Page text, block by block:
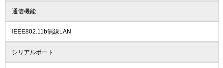
通信機能
IEEE802.11b無線LAN
シリアルポート